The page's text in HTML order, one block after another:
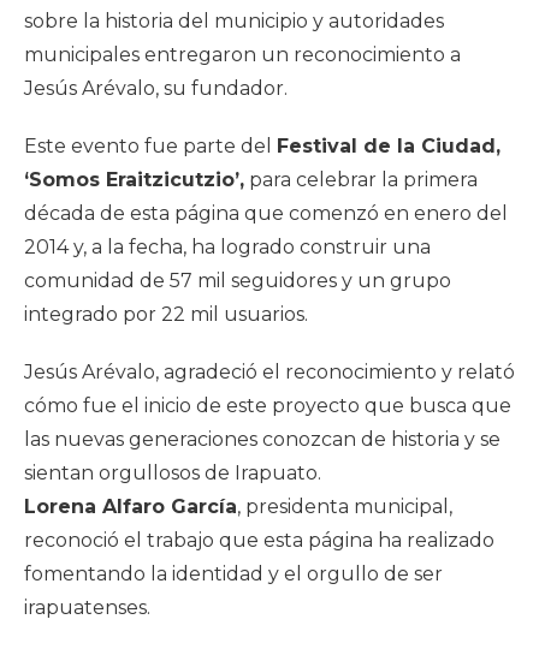
sobre la historia del municipio y autoridades
municipales entregaron un reconocimiento a
Jesús Arévalo, su fundador.
Este evento fue parte del Festival de la Ciudad,
‘Somos Eraitzicutzio’, para celebrar la primera
década de esta página que comenzó en enero del
2014 y, a la fecha, ha logrado construir una
comunidad de 57 mil seguidores y un grupo
integrado por 22 mil usuarios.
Jesús Arévalo, agradeció el reconocimiento y relató
cómo fue el inicio de este proyecto que busca que
las nuevas generaciones conozcan de historia y se
sientan orgullosos de Irapuato.
Lorena Alfaro García, presidenta municipal,
reconoció el trabajo que esta página ha realizado
fomentando la identidad y el orgullo de ser
irapuatenses.